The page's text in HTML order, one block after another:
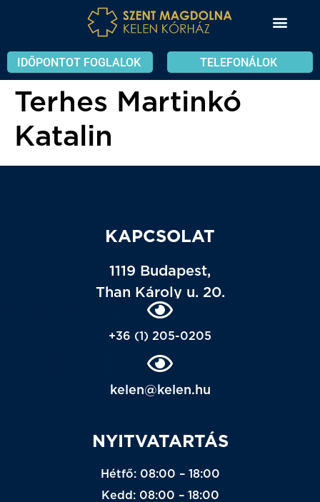
IDŐPONTOT FOGLALOK TELEFONÁLOK
Terhes Martinkó
Katalin
KAPCSOLAT
1119 Budapest,
Than Károly u. 20.
+36 (1) 205-0205
kelen@kelen.hu
NYITVATARTÁS
Hétfő: 08:00 – 18:00
Kedd: 08:00 – 18:00